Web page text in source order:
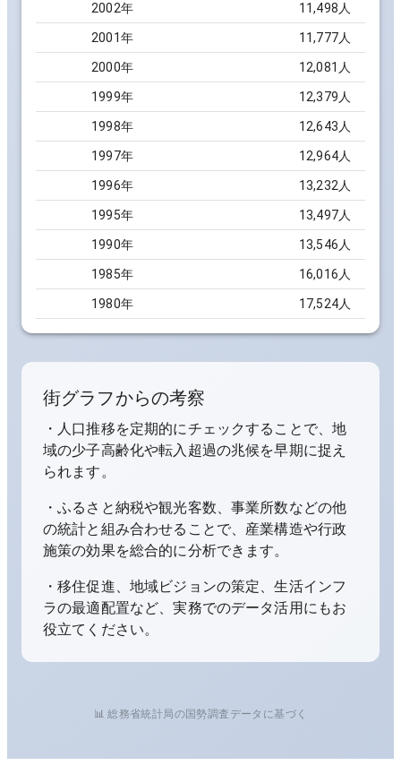
2002年 11,498 人
2001年 11,777人
2000年 12,081 人
1999年 12,379 人
1998年 12,643 人
1997年 12,964人
1996年 13,232 人
1995年 13,497人
1990年 13,546 人
1985年 16,016 人
1980年 17,524人
街グラフからの考察
・人口推移を定期的にチェックすることで、地
域の少子高齢化や転入超過の兆候を早期に捉え
られます。
・ふるさと納税や観光客数、事業所数などの他
の統計と組み合わせることで、産業構造や行政
施策の効果を総合的に分析できます。
・移住促進、地域ビジョンの策定、生活インフ
ラの最適配置など、実務でのデータ活用にもお
役立てください。
📊 総務省統計局の国勢調査データに基づく